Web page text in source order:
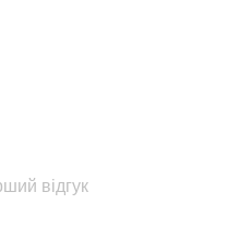
відгук